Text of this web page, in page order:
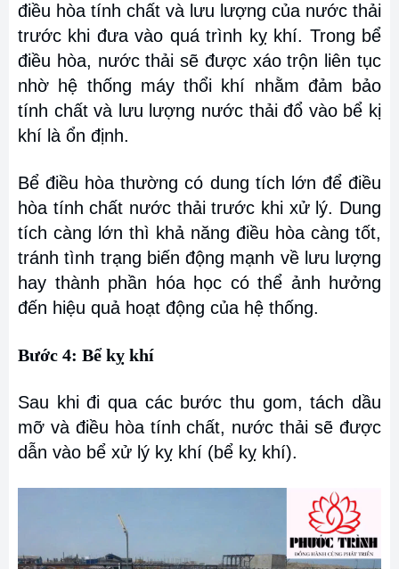
điều hòa tính chất và lưu lượng của nước thải
trước khi đưa vào quá trình kỵ khí. Trong bể
điều hòa, nước thải sẽ được xáo trộn liên tục
nhờ hệ thống máy thổi khí nhằm đảm bảo
tính chất và lưu lượng nước thải đổ vào bể kị
khí là ổn định.
Bể điều hòa thường có dung tích lớn để điều
hòa tính chất nước thải trước khi xử lý. Dung
tích càng lớn thì khả năng điều hòa càng tốt,
tránh tình trạng biến động mạnh về lưu lượng
hay thành phần hóa học có thể ảnh hưởng
đến hiệu quả hoạt động của hệ thống.
Bước 4: Bể kỵ khí
Sau khi đi qua các bước thu gom, tách dầu
mỡ và điều hòa tính chất, nước thải sẽ được
dẫn vào bể xử lý kỵ khí (bể kỵ khí).